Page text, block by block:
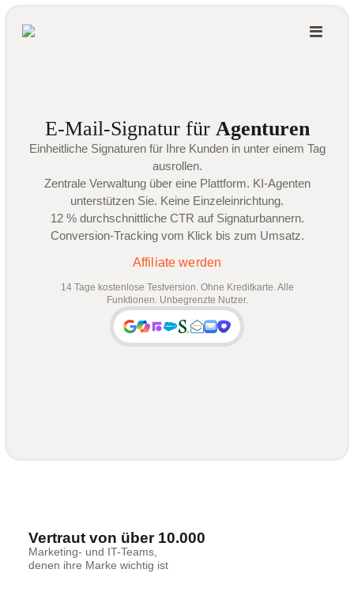
E-Mail-Signatur für Agenturen
Einheitliche Signaturen für Ihre Kunden in unter einem Tag
ausrollen.
Zentrale Verwaltung über eine Plattform. KI-Agenten
unterstützen Sie. Keine Einzeleinrichtung.
12 % durchschnittliche CTR auf Signaturbannern.
Conversion-Tracking vom Klick bis zum Umsatz.
Affiliate werden
14 Tage kostenlose Testversion. Ohne Kreditkarte. Alle
Funktionen. Unbegrenzte Nutzer.
Vertraut von über 10.000
Marketing- und IT-Teams,
denen ihre Marke wichtig ist